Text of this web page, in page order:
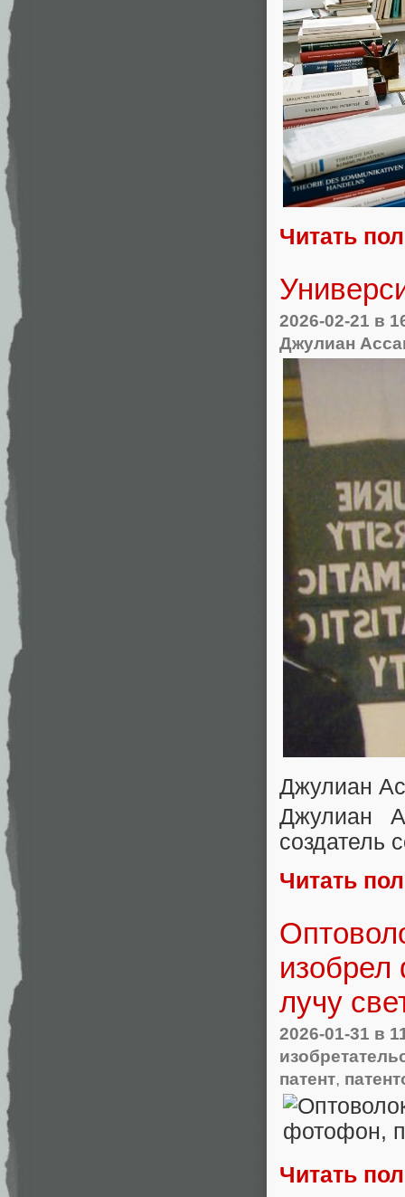
Читать
2026-02-21 в
Джулиан
Джулиан
Джулиан
создатель
Читать
лучу
2026-01-31 в
патент,
Читать